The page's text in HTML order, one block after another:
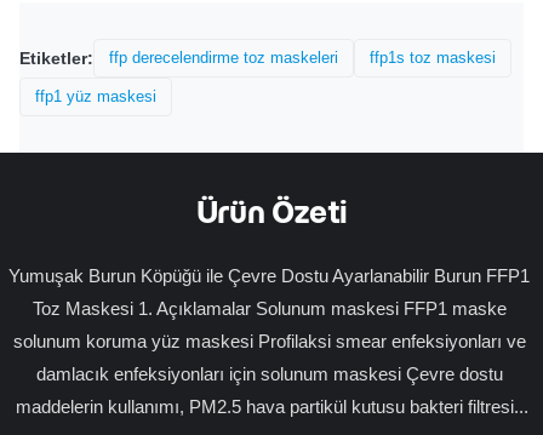
Etiketler: ffp derecelendirme toz maskeleri ffp1s toz maskesi
ffp1 yüz maskesi
Ürün Özeti
Yumuşak Burun Köpüğü ile Çevre Dostu Ayarlanabilir Burun FFP1
Toz Maskesi 1. Açıklamalar Solunum maskesi FFP1 maske
solunum koruma yüz maskesi Profilaksi smear enfeksiyonları ve
damlacık enfeksiyonları için solunum maskesi Çevre dostu
maddelerin kullanımı, PM2.5 hava partikül kutusu bakteri filtresi...